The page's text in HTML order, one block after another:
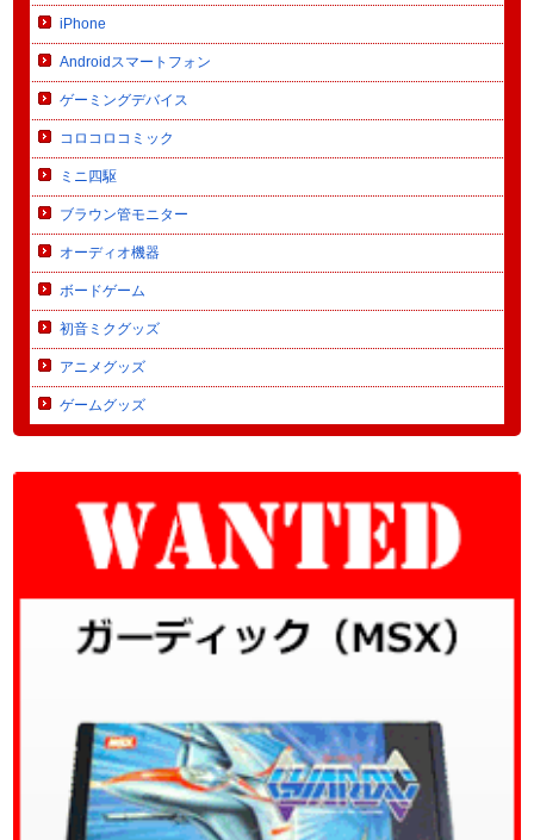
iPhone
Androidスマートフォン
ゲーミングデバイス
コロコロコミック
ミニ四駆
ブラウン管モニター
オーディオ機器
ボードゲーム
初音ミクグッズ
アニメグッズ
ゲームグッズ